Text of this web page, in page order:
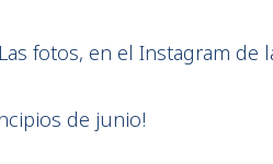
fotos, en el Instagram de
de junio!